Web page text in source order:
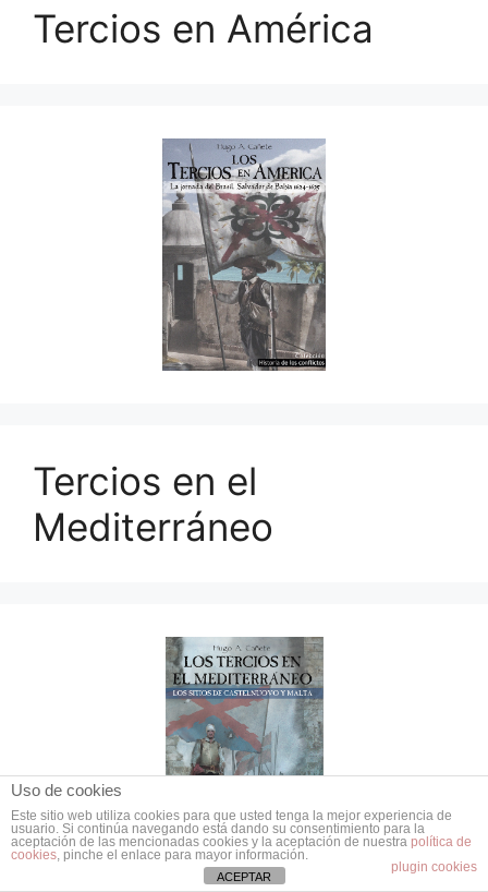
Tercios en América
Tercios en el
Mediterráneo
Uso de cookies
Este sitio web utiliza cookies para que usted tenga la mejor experiencia de
usuario. Si continúa navegando está dando su consentimiento para la
aceptación de las mencionadas cookies y la aceptación de nuestra política de
cookies, pinche el enlace para mayor información.
plugin cookies
ACEPTAR